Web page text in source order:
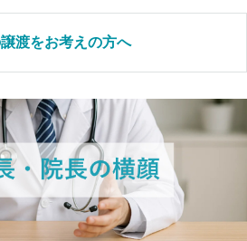
渡をお考えの方へ